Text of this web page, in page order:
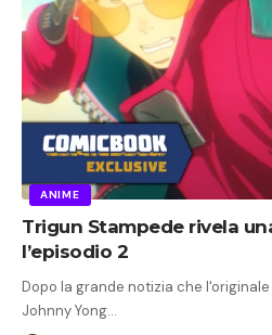
ANIME
Trigun Stampede rivela
l’episodio 2
Dopo la grande notizia che
Johnny Yong…